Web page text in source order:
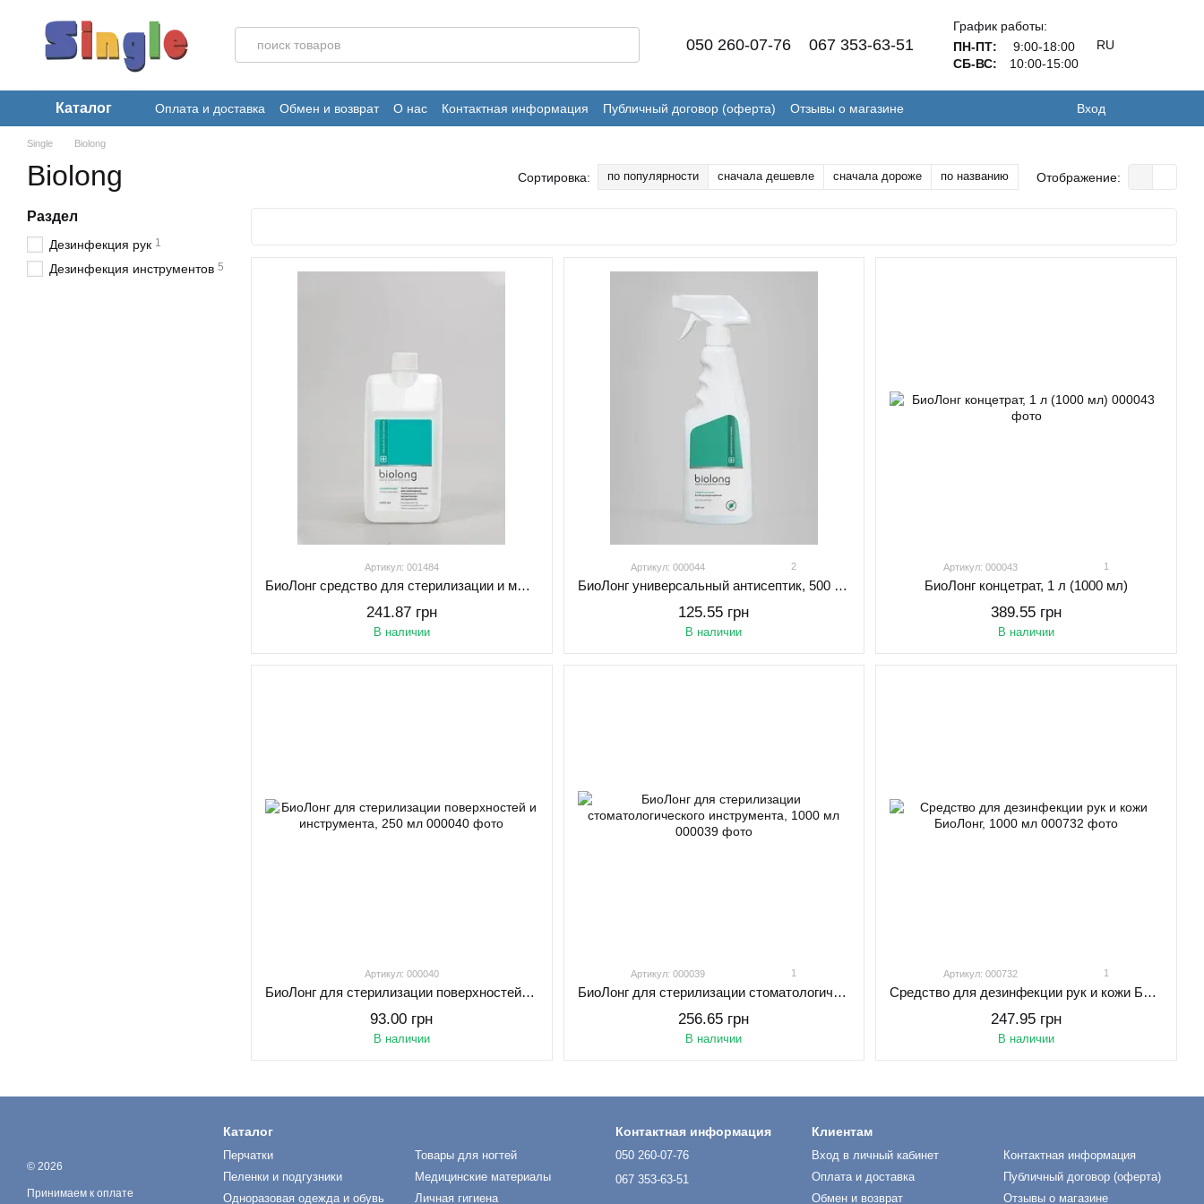
050 260-07-76 067 353-63-51
График работы:
ПН-ПТ:
9:00-18:00
СБ-ВС:
10:00-15:00
RU
Каталог Оплата и доставка Обмен и возврат О нас Контактная информация Публичный договор (оферта) Отзывы о магазине Вход
Single Biolong
Biolong Сортировка: по популярности сначала дешевле сначала дороже по названию Отображение:
Артикул: 001484
БиоЛонг средство для стерилизации и мытья маникюрного, педикюрного и прочего инструмента 1000 мл
241.87 грн
В наличии
Артикул: 000044 2
БиоЛонг универсальный антисептик, 500 мл
125.55 грн
В наличии
Артикул: 000043 1
БиоЛонг концетрат, 1 л (1000 мл)
389.55 грн
В наличии
Артикул: 000040
БиоЛонг для стерилизации поверхностей и инструмента, 250 мл
93.00 грн
В наличии
Артикул: 000039 1
БиоЛонг для стерилизации стоматологического инструмента, 1000 мл
256.65 грн
В наличии
Артикул: 000732 1
Средство для дезинфекции рук и кожи БиоЛонг, 1000 мл
247.95 грн
В наличии
Раздел
Дезинфекция рук 1
Дезинфекция инструментов 5
© 2026
Принимаем к оплате
Каталог
Перчатки
Пеленки и подгузники
Одноразовая одежда и обувь
Товары для ногтей
Медицинские материалы
Личная гигиена
Контактная информация
050 260-07-76
067 353-63-51
Клиентам
Вход в личный кабинет
Оплата и доставка
Обмен и возврат
Контактная информация
Публичный договор (оферта)
Отзывы о магазине